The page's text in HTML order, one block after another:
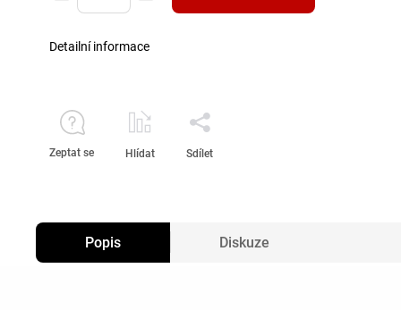
Detailní informace
Zeptat se Hlídat Sdílet
Popis Diskuze